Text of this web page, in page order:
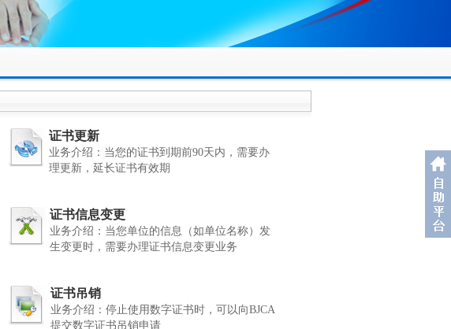
证书更新
业务介绍：当您的证书到期前90天内，需要办
理更新，延长证书有效期
证书信息变更
业务介绍：当您单位的信息（如单位名称）发
生变更时，需要办理证书信息变更业务
证书吊销
业务介绍：停止使用数字证书时，可以向BJCA
提交数字证书吊销申请